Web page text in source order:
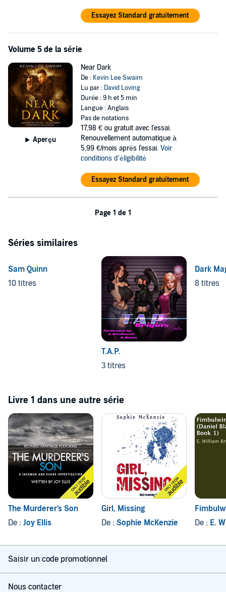
Essayez Standard gratuitement
Volume 5 de la série
Aperçu
Near Dark
De : Kevin Lee Swaim
Lu par : David Loving
Durée : 9 h et 5 min
Langue : Anglais
Pas de notations
17,98 € ou gratuit avec l'essai.
Renouvellement automatique à
5,99 €/mois après l'essai. Voir
conditions d'éligibilité
Essayez Standard gratuitement
Page 1 de 1
Séries similaires
Sam Quinn
10 titres
T.A.P.
3 titres
Dark
8 titres
Livre 1 dans une autre série
The Murderer's Son
De : Joy Ellis
Girl, Missing
De : Sophie McKenzie
De : E.
Saisir un code promotionnel
Nous contacter